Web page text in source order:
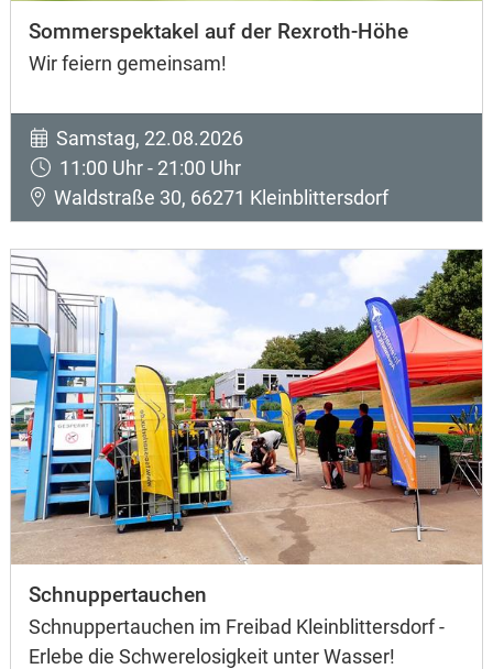
Sommerspektakel auf der Rexroth-Höhe
Wir feiern gemeinsam!
Samstag, 22.08.2026
11:00 Uhr - 21:00 Uhr
Waldstraße 30, 66271 Kleinblittersdorf
Schnuppertauchen
Schnuppertauchen im Freibad Kleinblittersdorf -
Erlebe die Schwerelosigkeit unter Wasser!